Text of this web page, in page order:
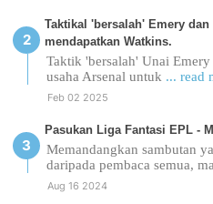
Taktikal 'bersalah' Emery dan
mendapatkan Watkins.
Taktik 'bersalah' Unai
usaha Arsenal untuk ... read
Feb 02 2025
Pasukan Liga Fantasi EPL -
Memandangkan sambutan
daripada pembaca semua,
Aug 16 2024